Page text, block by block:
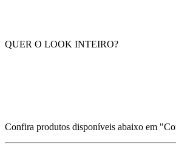
QUER O LOOK INTEIRO?
Confira produtos disponíveis abaixo em